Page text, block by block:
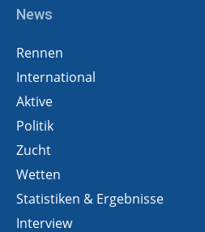
News
Rennen
International
Aktive
Politik
Zucht
Wetten
Statistiken & Ergebnisse
Interview